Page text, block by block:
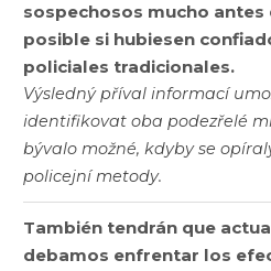
sospechosos mucho antes
posible si hubiesen
policiales tradicionales.
Výsledný příval informací
identifikovat oba podezřelé
bývalo možné, kdyby se
policejní metody.
También tendrán que
debamos enfrentar los